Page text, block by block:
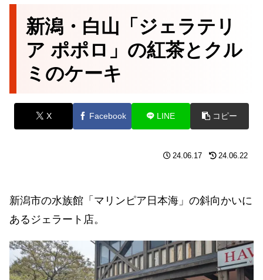
新潟・白山「ジェラテリ
ア ポポロ」の紅茶とクル
ミのケーキ
X Facebook LINE コピー
24.06.17 24.06.22
新潟市の水族館「マリンピア日本海」の斜向かいに
あるジェラート店。